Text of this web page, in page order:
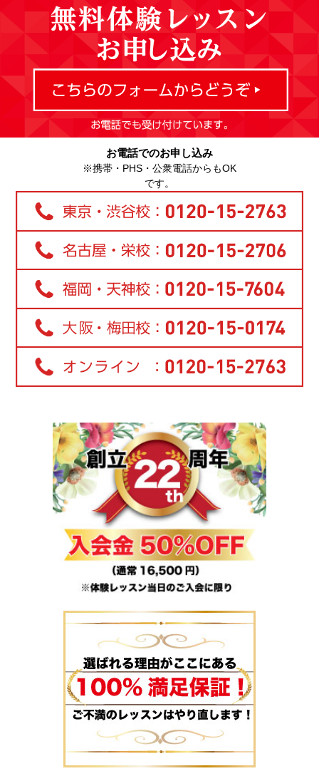
お電話でのお申し込み
※携帯・PHS・公衆電話からもOK
です。